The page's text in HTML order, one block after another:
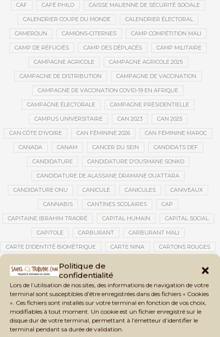
Politique de
confidentialité
Lors de l’utilisation de nos sites, des informations de navigation de votre
terminal sont susceptibles d’être enregistrées dans des fichiers « Cookies
». Ces fichiers sont installés sur votre terminal en fonction de vos choix,
modifiables à tout moment. Un cookie est un fichier enregistré sur le
disque dur de votre terminal, permettant à l’émetteur d’identifier le
terminal pendant sa durée de validation.
CAF CAFÉ PHILO CAISSE MALIENNE DE SÉCURITÉ SOCIALE
CALENDRIER COUPE DU MONDE CALENDRIER ÉLECTORAL
CAMEROUN CAMIONS-CITERNES CAMP COMPÉTITION MALI
CAMP DE RÉFUGIÉS CAMP DES DÉPLACÉS CAMP MILITAIRE
CAMPAGNE AGRICOLE CAMPAGNE AGRICOLE 2025
CAMPAGNE DE DISTRIBUTION CAMPAGNE DE VACCINATION
CAMPAGNE DE VACCINATION COVID-19 EN AFRIQUE
CAMPAGNE ÉLECTORALE CAMPAGNE PRÉSIDENTIELLE
CAMPUS UNIVERSITAIRE CAN 2023 CAN 2025
CAN CÔTE D'IVOIRE CAN FÉMININE 2026 CAN FÉMININE MAROC
CANADA CANAM CANCER DU SEIN CANDIDATS DEF
CANDIDATURE CANDIDATURE D'OUSMANE SONKO
CANDIDATURE DE ALASSANE DRAMANE OUATTARA
CANDIDATURE ONU CANICULE CANICULES CANIVEAUX
CANNABIS CANTINES SCOLAIRES CAP
CAPITAINE IBRAHIM TRAORÉ CAPITAL HUMAIN CAPITAL SOCIAL
CAPITOLE CARBURANT CARBURANT MALI
CARTE D’IDENTITÉ BIOMÉTRIQUE CARTE NINA CARTONS ROUGES
CATASTROPHES CLIMATIQUES
CAUTION 10 000 DOLLARS CAUTION DE VISA CDAT CECOGEC
CÉDÉAO CEDEAO CEI CÉLÉBRATION NATIONALE CEMAC
CEMAPI CEN-SNESUP CENOU CENSURE
CENTRAFRIQUE CENTRALE SOLAIRE